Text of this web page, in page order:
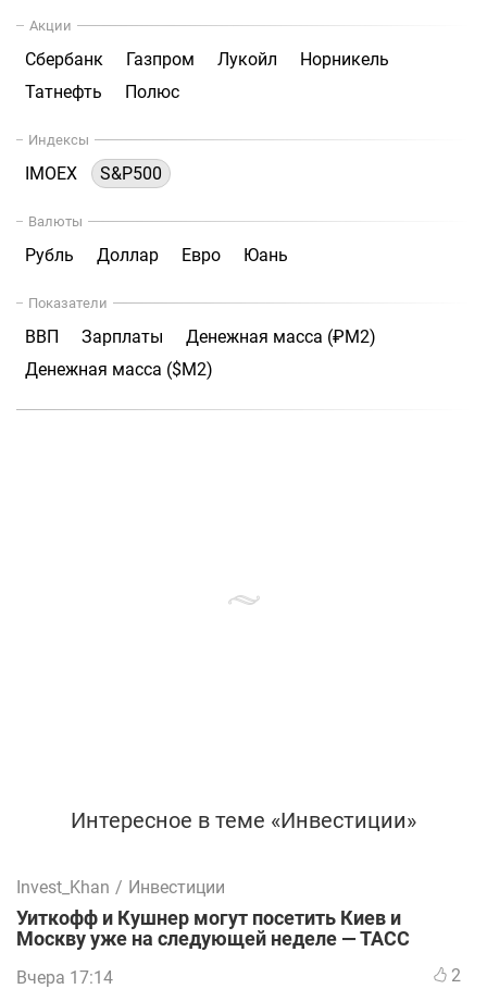
Акции
Сбербанк Газпром Лукойл
Норникель
Татнефть
Полюс
Индексы
IMOEX S&P500
Валюты
Рубль Доллар Евро Юань
Показатели
ВВП Зарплаты
Денежная масса (₽М2)
Денежная масса ($М2)
Интересное в теме «Инвестиции»
Invest_Khan / Инвестиции
Уиткофф и Кушнер могут посетить Киев и
Москву уже на следующей неделе — ТАСС
Вчера 17:14 2